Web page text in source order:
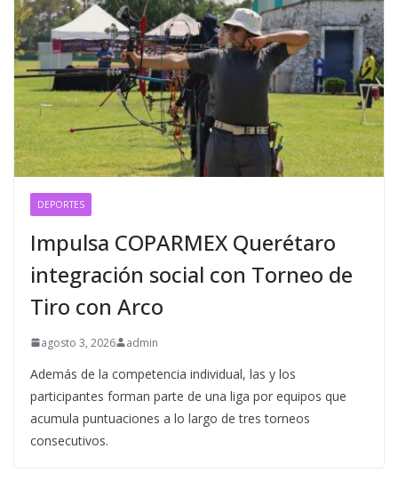
DEPORTES
Impulsa COPARMEX Querétaro
integración social con Torneo de
Tiro con Arco
agosto 3, 2026 admin
Además de la competencia individual, las y los
participantes forman parte de una liga por equipos que
acumula puntuaciones a lo largo de tres torneos
consecutivos.